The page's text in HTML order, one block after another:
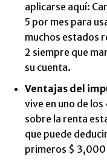
aplicarse aquí:
5 por mes para
muchos estados
2 siempre que
su cuenta.
Ventajas del
vive en uno de
sobre la renta
que puede
primeros $ 3,000